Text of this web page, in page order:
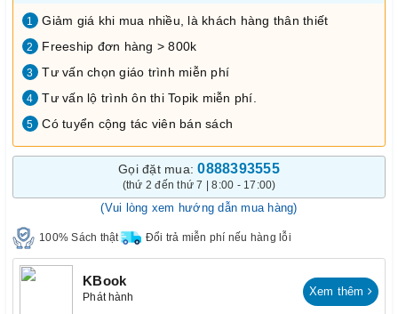
1 Giảm giá khi mua nhiều, là khách hàng thân thiết
2 Freeship đơn hàng > 800k
3 Tư vấn chọn giáo trình miễn phí
4 Tư vấn lộ trình ôn thi Topik miễn phí.
5 Có tuyển cộng tác viên bán sách
Gọi đặt mua:0888393555
(thứ 2 đến thứ 7 | 8:00 - 17:00)
(Vui lòng xem hướng dẫn mua hàng)
100% Sách thật Đổi trả miễn phí nếu hàng lỗi
KBook
Phát hành Xem thêm